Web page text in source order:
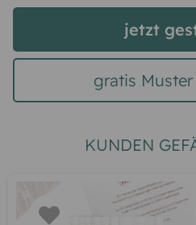
jetzt
gratis
KUNDEN